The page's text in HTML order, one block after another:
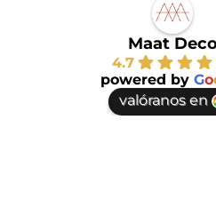
Maat
4.7
powered by Go
valóranos en